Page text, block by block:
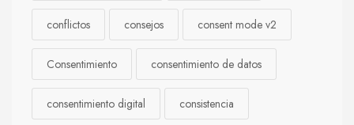
conflictos consejos consent mode v2
Consentimiento consentimiento de datos
consentimiento digital consistencia